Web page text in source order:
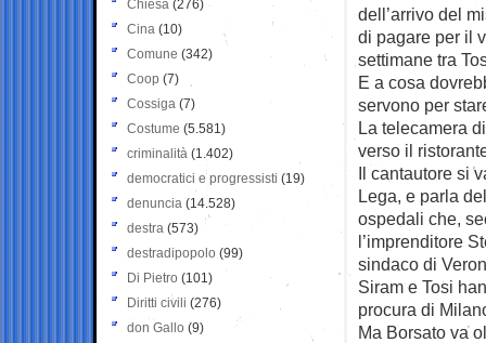
dell’arrivo del
di pagare per il
settimane tra
E a cosa
servono per
La telecamera
verso il
Il cantautore si
Lega, e parla
ospedali che,
l’imprenditore
sindaco di
Siram e Tosi
procura di
Ma Borsato va
Chiesa (276)
Cina (10)
Comune (342)
Coop (7)
Cossiga (7)
Costume (5.581)
criminalità (1.402)
democratici e progressisti (19)
denuncia (14.528)
destra (573)
destradipopolo (99)
Di Pietro (101)
Diritti civili (276)
don Gallo (9)